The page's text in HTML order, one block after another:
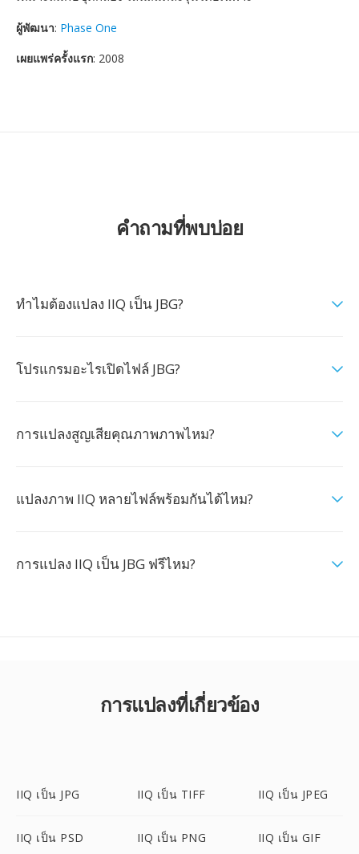
ผู้พัฒนา: Phase One
เผยแพร่ครั้งแรก: 2008
คำถามที่พบบ่อย
ทำไมต้องแปลง IIQ เป็น JBG?
โปรแกรมอะไรเปิดไฟล์ JBG?
การแปลงสูญเสียคุณภาพภาพไหม?
แปลงภาพ IIQ หลายไฟล์พร้อมกันได้ไหม?
การแปลง IIQ เป็น JBG ฟรีไหม?
การแปลงที่เกี่ยวข้อง
IIQ เป็น JPG IIQ เป็น TIFF IIQ เป็น JPEG
IIQ เป็น PSD IIQ เป็น PNG IIQ เป็น GIF